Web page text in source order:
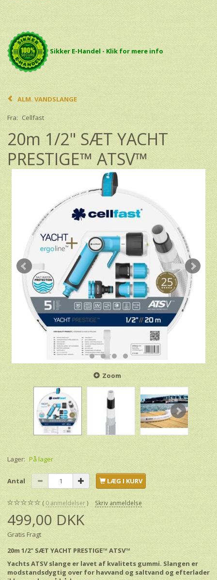
Sikker E-Handel - Klik for mere info
ALM. VANDSLANGE
Fra: Cellfast
20m 1/2" SÆT YACHT
PRESTIGE™ ATSV™
Zoom
Lager: På lager
Antal LÆG I KURV
0 anmeldelser Skriv anmeldelse
499,00 DKK
Gratis Fragt
20m 1/2" SÆT YACHT PRESTIGE™ ATSV™
Yachts ATSV slange er lavet af kvalitets gummi. Slangen er
modstandsdygtig over for havvand og saltvand og efterlader